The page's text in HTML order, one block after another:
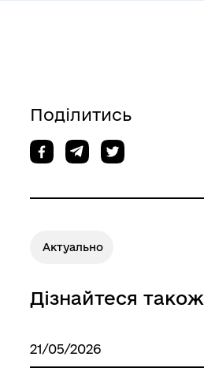
Поділитись
Актуально
Дізнайтеся також
21/05/2026